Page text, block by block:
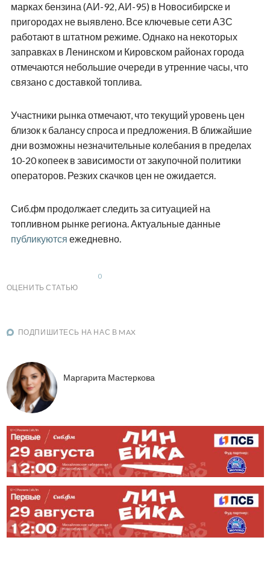
марках бензина (АИ-92, АИ-95) в Новосибирске и
пригородах не выявлено. Все ключевые сети АЗС
работают в штатном режиме. Однако на некоторых
заправках в Ленинском и Кировском районах города
отмечаются небольшие очереди в утренние часы, что
связано с доставкой топлива.
Участники рынка отмечают, что текущий уровень цен
близок к балансу спроса и предложения. В ближайшие
дни возможны незначительные колебания в пределах
10-20 копеек в зависимости от закупочной политики
операторов. Резких скачков цен не ожидается.
Сиб.фм продолжает следить за ситуацией на
топливном рынке региона. Актуальные данные
публикуются ежедневно.
ОЦЕНИТЬ СТАТЬЮ
0
ПОДПИШИТЕСЬ НА НАС В MAX
Маргарита Мастеркова